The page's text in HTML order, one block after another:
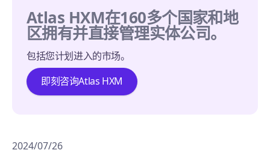
2024/07/26
Atlas HXM在160多个国家和地
区拥有并直接管理实体公司。
包括您计划进入的市场。
即刻咨询Atlas HXM